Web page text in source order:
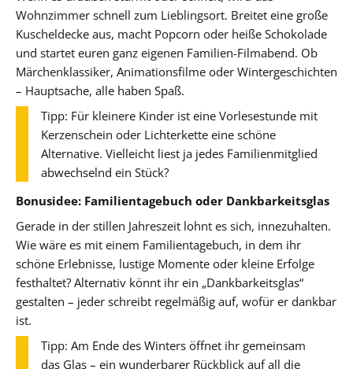
Wohnzimmer schnell zum Lieblingsort. Breitet eine große
Kuscheldecke aus, macht Popcorn oder heiße Schokolade
und startet euren ganz eigenen Familien-Filmabend. Ob
Märchenklassiker, Animationsfilme oder Wintergeschichten
– Hauptsache, alle haben Spaß.
Tipp: Für kleinere Kinder ist eine Vorlesestunde mit
Kerzenschein oder Lichterkette eine schöne
Alternative. Vielleicht liest ja jedes Familienmitglied
abwechselnd ein Stück?
Bonusidee: Familientagebuch oder Dankbarkeitsglas
Gerade in der stillen Jahreszeit lohnt es sich, innezuhalten.
Wie wäre es mit einem Familientagebuch, in dem ihr
schöne Erlebnisse, lustige Momente oder kleine Erfolge
festhaltet? Alternativ könnt ihr ein „Dankbarkeitsglas“
gestalten – jeder schreibt regelmäßig auf, wofür er dankbar
ist.
Tipp: Am Ende des Winters öffnet ihr gemeinsam
das Glas – ein wunderbarer Rückblick auf all die